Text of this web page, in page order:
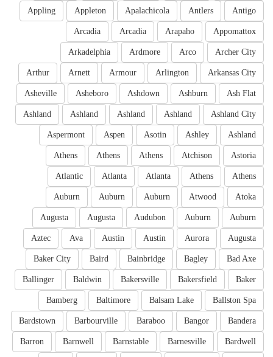
Antigo
Antlers
Apalachicola
Appleton
Appling
Appomattox
Arapaho
Arcadia
Arcadia
Archer City
Arco
Ardmore
Arkadelphia
Arkansas City
Arlington
Armour
Arnett
Arthur
Ash Flat
Ashburn
Ashdown
Asheboro
Asheville
Ashland City
Ashland
Ashland
Ashland
Ashland
Ashland
Ashley
Asotin
Aspen
Aspermont
Astoria
Atchison
Athens
Athens
Athens
Athens
Athens
Atlanta
Atlanta
Atlantic
Atoka
Atwood
Auburn
Auburn
Auburn
Auburn
Auburn
Audubon
Augusta
Augusta
Augusta
Aurora
Austin
Austin
Ava
Aztec
Bad Axe
Bagley
Bainbridge
Baird
Baker City
Baker
Bakersfield
Bakersville
Baldwin
Ballinger
Ballston Spa
Balsam Lake
Baltimore
Bamberg
Bandera
Bangor
Baraboo
Barbourville
Bardstown
Bardwell
Barnesville
Barnstable
Barnwell
Barron